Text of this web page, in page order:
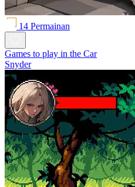
14 Permainan
Games to play in the Car
Snyder